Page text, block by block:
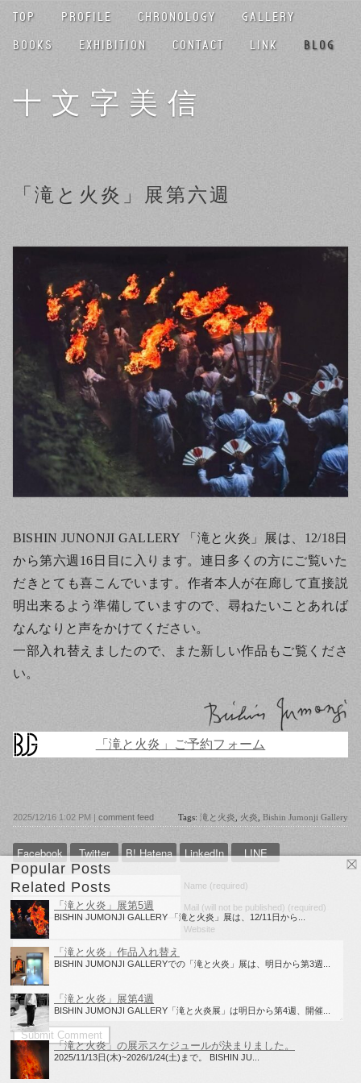
TOP PROFILE CHRONOLOGY
GALLERY
BOOKS
EXHIBITION CONTACT LINK BLOG
十文字美信
「滝と火炎」展第六週
BISHIN JUNONJI GALLERY 「滝と火炎」展は、12/18日
から第六週16日目に入ります。連日多くの方にご覧いた
だきとても喜こんでいます。作者本人が在廊して直接説
明出来るよう準備していますので、尋ねたいことあれば
なんなりと声をかけてください。
一部入れ替えましたので、また新しい作品もご覧くださ
い。
「滝と火炎」ご予約フォーム
Tags: 滝と火炎 火炎 Bishin Jumonji Gallery
2025/12/16 1:02 PM | comment feed
Facebook Twitter B! Hatena LinkedIn LINE
Name (required)
Mail (will not be published) (required)
Website
Popular Posts
Related Posts
「滝と火炎」展第5週
BISHIN JUMONJI GALLERY 「滝と火炎」展は、12/11日から...
「滝と火炎」作品入れ替え
BISHIN JUMONJI GALLERYでの「滝と火炎」展は、明日から第3週...
「滝と火炎」展第4週
BISHIN JUMONJI GALLERY「滝と火炎展」は明日から第4週、開催...
「滝と火炎」の展示スケジュールが決まりました。
2025/11/13日(木)~2026/1/24(土)まで。 BISHIN JU...